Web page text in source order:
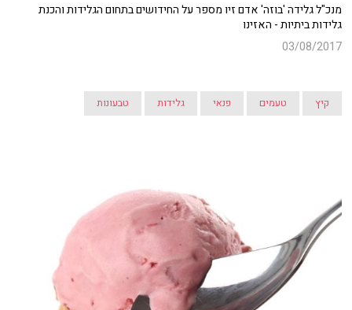
מנכ"ל גלידה 'בוזה' אדם זיו מספר על החידושים בתחום הגלידות והכנת
גלידות ביתיות - האזינו
03/08/2017
קיץ טעמים פנאי גלידות טבעונות